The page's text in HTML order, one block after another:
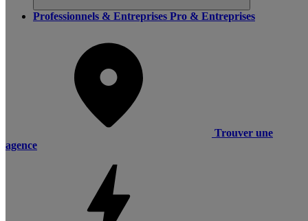
Professionnels & Entreprises Pro & Entreprises
Trouver une
agence